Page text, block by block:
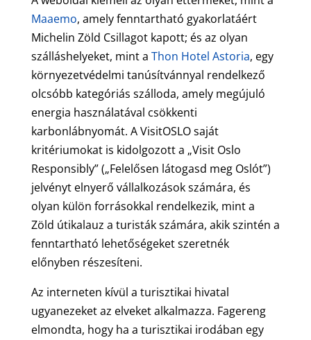
Maaemo, amely fenntartható gyakorlatáért
Michelin Zöld Csillagot kapott; és az olyan
szálláshelyeket, mint a Thon Hotel Astoria, egy
környezetvédelmi tanúsítvánnyal rendelkező
olcsóbb kategóriás szálloda, amely megújuló
energia használatával csökkenti
karbonlábnyomát. A VisitOSLO saját
kritériumokat is kidolgozott a „Visit Oslo
Responsibly” („Felelősen látogasd meg Oslót”)
jelvényt elnyerő vállalkozások számára, és
olyan külön forrásokkal rendelkezik, mint a
Zöld útikalauz a turisták számára, akik szintén a
fenntartható lehetőségeket szeretnék
előnyben részesíteni.
Az interneten kívül a turisztikai hivatal
ugyanezeket az elveket alkalmazza. Fagereng
elmondta, hogy ha a turisztikai irodában egy